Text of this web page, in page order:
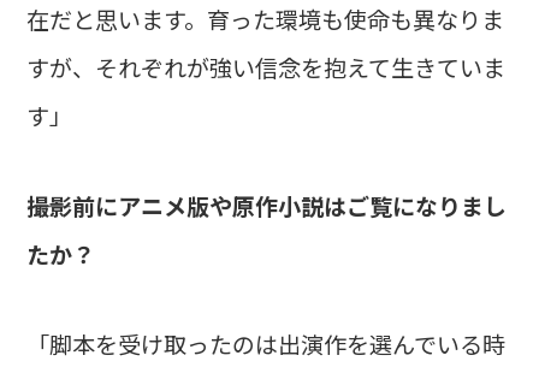
在だと思います。育った環境も使命も異なりま
すが、それぞれが強い信念を抱えて生きていま
す」
――撮影前にアニメ版や原作小説はご覧になりまし
たか？
「脚本を受け取ったのは出演作を選んでいる時